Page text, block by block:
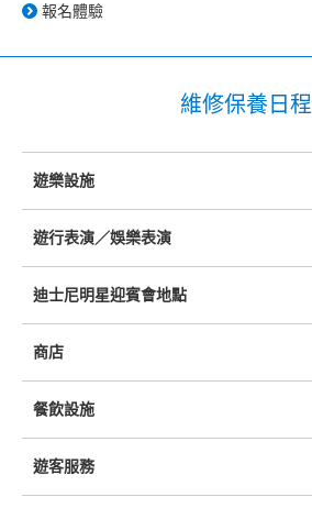
報名體驗
維修保養日程
遊樂設施
遊行表演／娛樂表演
迪士尼明星迎賓會地點
商店
餐飲設施
遊客服務